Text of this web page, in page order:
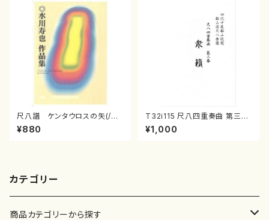
尺八譜 ケンタウロスの矢(/水
川 寿也/楽譜）
¥880
T32i115 尺八四重奏曲 第三番
衆籟（尺八/初代 山本邦山/尺
八/都山式譜）都山流公刊楽譜曲
¥1,000
カテゴリー
商品カテゴリーから探す